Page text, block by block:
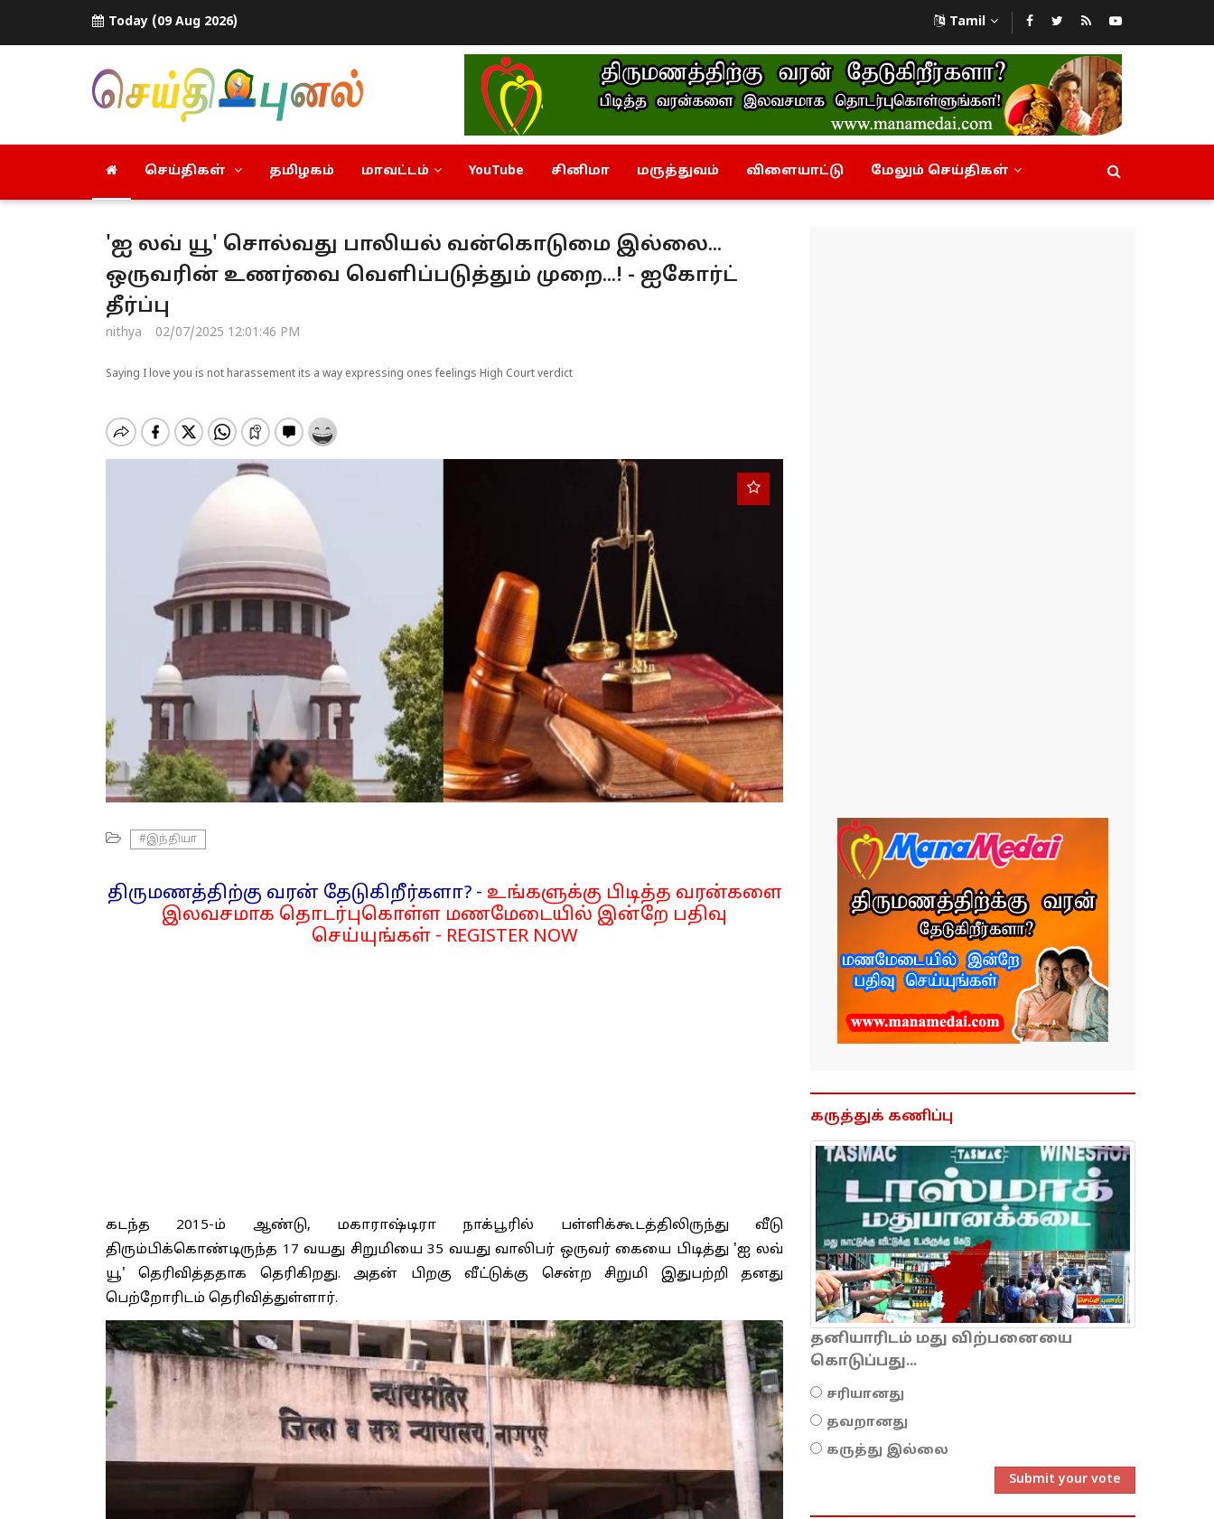
Today (09 Aug 2026) Tamil
செய்திகள் தமிழகம் மாவட்டம் YouTube சினிமா மருத்துவம் விளையாட்டு மேலும் செய்திகள்
'ஐ லவ் யூ' சொல்வது பாலியல் வன்கொடுமை இல்லை...
ஒருவரின் உணர்வை வெளிப்படுத்தும் முறை...! - ஐகோர்ட்
தீர்ப்பு
nithya 02/07/2025 12:01:46 PM
Saying I love you is not harassement its a way expressing ones feelings High Court verdict
#இந்தியா
திருமணத்திற்கு வரன் தேடுகிறீர்களா? - உங்களுக்கு பிடித்த வரன்களை
இலவசமாக தொடர்புகொள்ள மணமேடையில் இன்றே பதிவு
செய்யுங்கள் - REGISTER NOW
கடந்த 2015-ம் ஆண்டு, மகாராஷ்டிரா நாக்பூரில் பள்ளிக்கூடத்திலிருந்து வீடு
திரும்பிக்கொண்டிருந்த 17 வயது சிறுமியை 35 வயது வாலிபர் ஒருவர் கையை பிடித்து 'ஐ லவ்
யூ' தெரிவித்ததாக தெரிகிறது. அதன் பிறகு வீட்டுக்கு சென்ற சிறுமி இதுபற்றி தனது
பெற்றோரிடம் தெரிவித்துள்ளார்.
கருத்துக் கணிப்பு
தனியாரிடம் மது விற்பனையை
கொடுப்பது...
சரியானது
தவறானது
கருத்து இல்லை
Submit your vote